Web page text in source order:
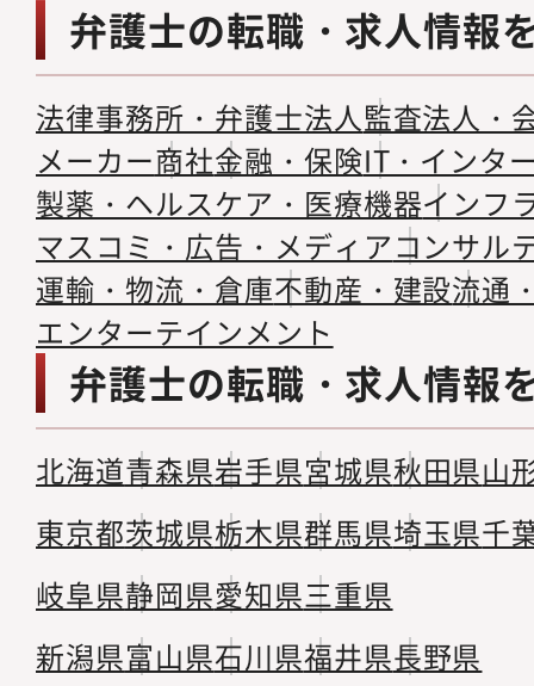
弁護士の転職・求人情報
法律事務所・弁護士法人監査法人・
メーカー商社金融・保険IT・インタ
製薬・ヘルスケア・医療機器インフ
マスコミ・広告・メディアコンサル
運輸・物流・倉庫不動産・建設流通
エンターテインメント
弁護士の転職・求人情報
北海道青森県岩手県宮城県秋田県山
東京都茨城県栃木県群馬県埼玉県千
岐阜県静岡県愛知県三重県
新潟県富山県石川県福井県長野県